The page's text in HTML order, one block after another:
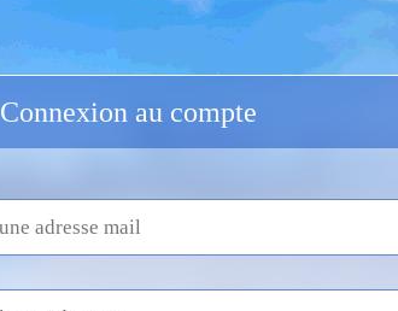
Connexion au compte